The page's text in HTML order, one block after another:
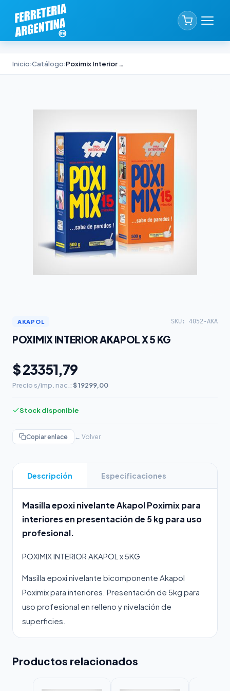
Inicio›Catálogo› Poximix Interior Akapol x 5 Kg
AKAPOL SKU: 4052-AKA
POXIMIX INTERIOR AKAPOL X 5 KG
$ 23351,79
Precio s/imp. nac.: $ 19299,00
Stock disponible
Copiar enlace ← Volver
Descripción Especificaciones
Masilla epoxi nivelante Akapol Poximix para
interiores en presentación de 5 kg para uso
profesional.
POXIMIX INTERIOR AKAPOL x 5KG
Masilla epoxi nivelante bicomponente Akapol
Poximix para interiores. Presentación de 5kg para
uso profesional en relleno y nivelación de
superficies.
Productos relacionados